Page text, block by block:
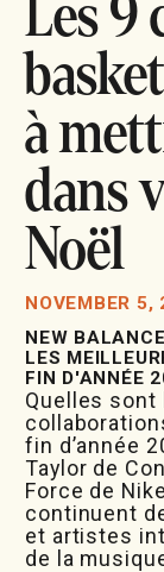
Les 9
à
dans
Noël
NOVEMBER 5,
NEW
LES
FIN D'ANNÉE
Quelles
fin d’année
Taylor de
Force de
continuent
et artistes
de la